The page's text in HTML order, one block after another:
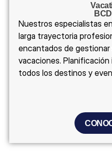
Nuestros especialistas
larga trayectoria
encantados de gestionar
vacaciones.
todos los destinos y